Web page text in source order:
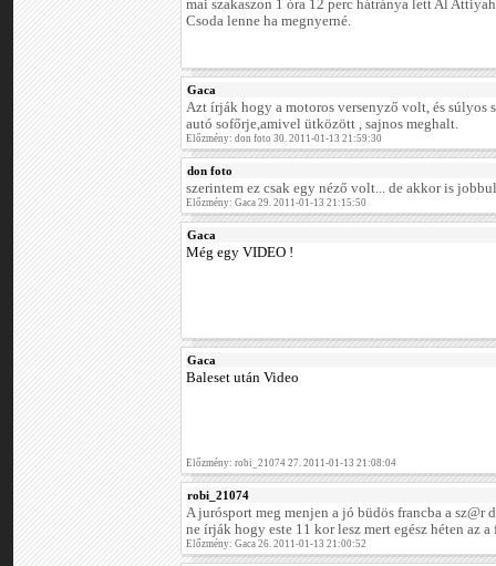
mai szakaszon 1 óra 12 perc hátránya lett Al
Csoda lenne ha megnyerné.
Gaca
Azt írják hogy a motoros versenyző volt, és súlyos
autó sofőrje,amivel ütközött , sajnos meghalt.
Előzmény: don foto 30. 2011-01-13 21:59:30
don foto
szerintem ez csak egy néző volt... de akkor is
Előzmény: Gaca 29. 2011-01-13 21:15:50
Gaca
Még egy VIDEO !
Gaca
Baleset után Video
Előzmény: robi_21074 27. 2011-01-13 21:08:04
robi_21074
A jurósport meg menjen a jó büdös francba a sz@r
ne írják hogy este 11 kor lesz mert egész héten az
Előzmény: Gaca 26. 2011-01-13 21:00:52